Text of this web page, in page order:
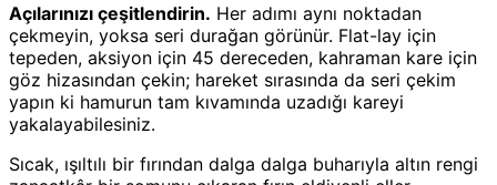
Açılarınızı çeşitlendirin. Her adımı aynı noktadan
çekmeyin, yoksa seri durağan görünür. Flat-lay için
tepeden, aksiyon için 45 dereceden, kahraman kare için
göz hizasından çekin; hareket sırasında da seri çekim
yapın ki hamurun tam kıvamında uzadığı kareyi
yakalayabilesiniz.
Sıcak, ışıltılı bir fırından dalga dalga buharıyla altın rengi